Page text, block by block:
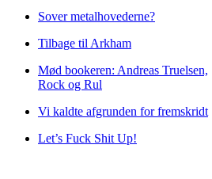
Sover metalhovederne?
Tilbage til Arkham
Mød bookeren: Andreas Truelsen,
Rock og Rul
Vi kaldte afgrunden for fremskridt
Let’s Fuck Shit Up!